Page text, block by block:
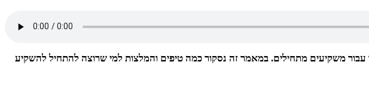
משקיעים מתחילים. במאמר זה נסקור כמה טיפים והמלצות למי שרוצה להתחיל להשקיע